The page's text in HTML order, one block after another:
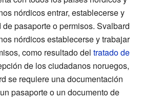
nórdicos entrar, establecerse y
pasaporte o permisos. Svalbard
nórdicos establecerse y trabajar
como resultado del tratado de
de los ciudadanos noruegos,
se requiere una documentación
pasaporte o un documento de